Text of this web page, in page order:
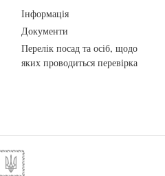
Інформація
Документи
Перелік посад та осіб, щодо
яких проводиться перевірка